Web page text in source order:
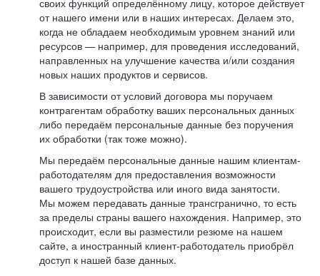
своих функций определённому лицу, которое действует
от нашего имени или в наших интересах. Делаем это,
когда не обладаем необходимым уровнем знаний или
ресурсов — например, для проведения исследований,
направленных на улучшение качества и/или создания
новых наших продуктов и сервисов.
В зависимости от условий договора мы поручаем
контрагентам обработку ваших персональных данных
либо передаём персональные данные без поручения
их обработки (так тоже можно).
Мы передаём персональные данные нашим клиентам-
работодателям для предоставления возможности
вашего трудоустройства или иного вида занятости.
Мы можем передавать данные трансгранично, то есть
за пределы страны вашего нахождения. Например, это
происходит, если вы разместили резюме на нашем
сайте, а иностранный клиент-работодатель приобрёл
доступ к нашей базе данных.